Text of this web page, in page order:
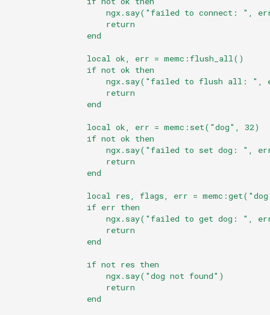
encrypted-session
ngx.say("failed to connect: ",
                    return
                end
                local ok, err = memc:flush_all()
                if not ok then
ngx.say("failed to flush all: ",
                    return
                end
                local ok, err = memc:set("dog", 32)
                if not ok then
ngx.say("failed to set dog: ",
                    return
                end
local res, flags, err =
                if err then
ngx.say("failed to get dog: ",
                    return
                end
                if not res then
                    ngx.say("dog not found")
                    return
                end